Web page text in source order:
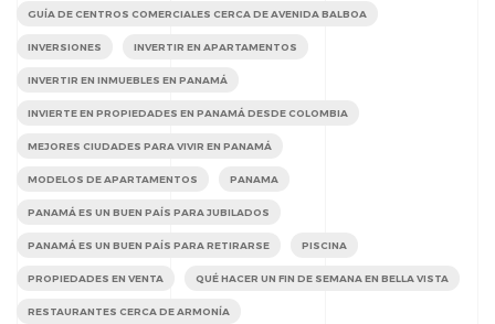
GUÍA DE CENTROS COMERCIALES CERCA DE AVENIDA BALBOA
INVERSIONES INVERTIR EN APARTAMENTOS
INVERTIR EN INMUEBLES EN PANAMÁ
INVIERTE EN PROPIEDADES EN PANAMÁ DESDE COLOMBIA
MEJORES CIUDADES PARA VIVIR EN PANAMÁ
MODELOS DE APARTAMENTOS PANAMA
PANAMÁ ES UN BUEN PAÍS PARA JUBILADOS
PANAMÁ ES UN BUEN PAÍS PARA RETIRARSE PISCINA
PROPIEDADES EN VENTA QUÉ HACER UN FIN DE SEMANA EN BELLA VISTA
RESTAURANTES CERCA DE ARMONÍA